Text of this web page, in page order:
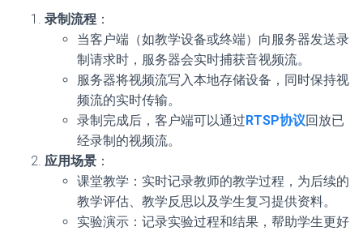
录制流程 ：
当客户端（如教学设备或终端）向服务器发送录
制请求时，服务器会实时捕获音视频流。
服务器将视频流写入本地存储设备，同时保持视
频流的实时传输。
录制完成后，客户端可以通过RTSP协议回放已
经录制的视频流。
应用场景 ：
课堂教学：实时记录教师的教学过程，为后续的
教学评估、教学反思以及学生复习提供资料。
实验演示：记录实验过程和结果，帮助学生更好